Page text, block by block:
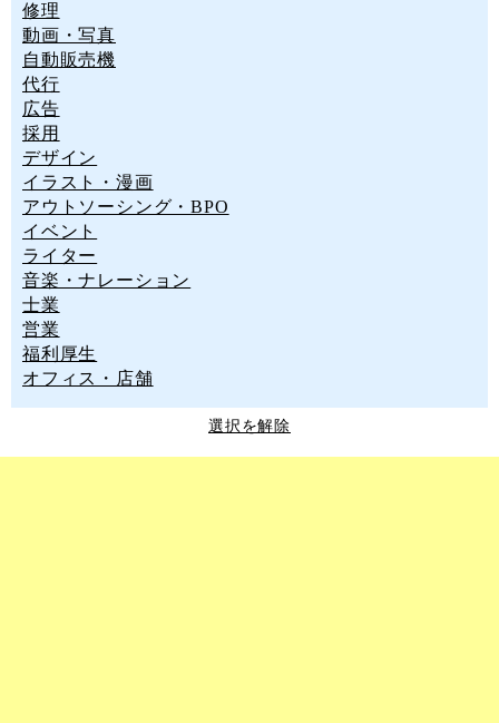
修理
動画・写真
自動販売機
代行
広告
採用
デザイン
イラスト・漫画
アウトソーシング・BPO
イベント
ライター
音楽・ナレーション
士業
営業
福利厚生
オフィス・店舗
選択を解除